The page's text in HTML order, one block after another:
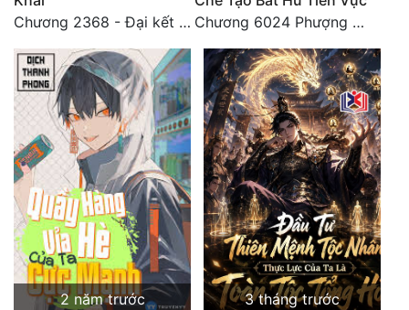
Chương 2368 - Đại kết cục!! (5) HẾT.
Chương 6024 Phượng Tổ giúp ta! Mở lại luân hồi!
2 năm trước
3 tháng trước